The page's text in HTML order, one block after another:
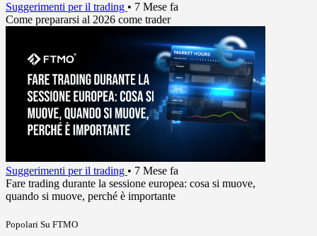
Suggerimenti per il trading • 7 Mese fa
Come prepararsi al 2026 come trader
Suggerimenti per il trading • 7 Mese fa
Fare trading durante la sessione europea: cosa si muove,
quando si muove, perché è importante
Popolari Su FTMO